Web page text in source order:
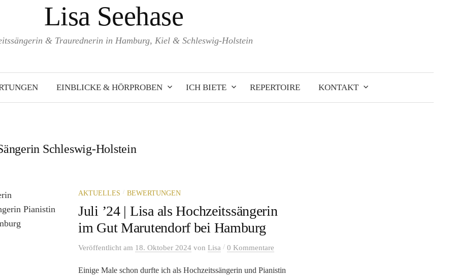
Lisa Seehase
& Traurednerin in Hamburg, Kiel & Schleswig-Holstein
EINBLICKE & HÖRPROBEN ICH BIETE REPERTOIRE KONTAKT
Suchen
Schleswig-Holstein
AKTUELLES / BEWERTUNGEN
Juli ’24 | Lisa als Hochzeitssängerin
im Gut Marutendorf bei Hamburg
Veröffentlicht am 18. Oktober 2024 von Lisa / 0 Kommentare
Einige Male schon durfte ich als Hochzeitssängerin und Pianistin